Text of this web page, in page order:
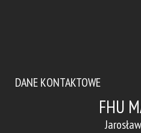
DANE KONTAKTOWE
FHU